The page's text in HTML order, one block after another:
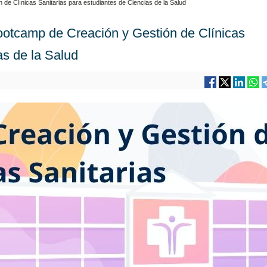
Clínicas Sanitarias para estudiantes de Ciencias de la Salud
de Creación y Gestión de Clínicas
de la Salud